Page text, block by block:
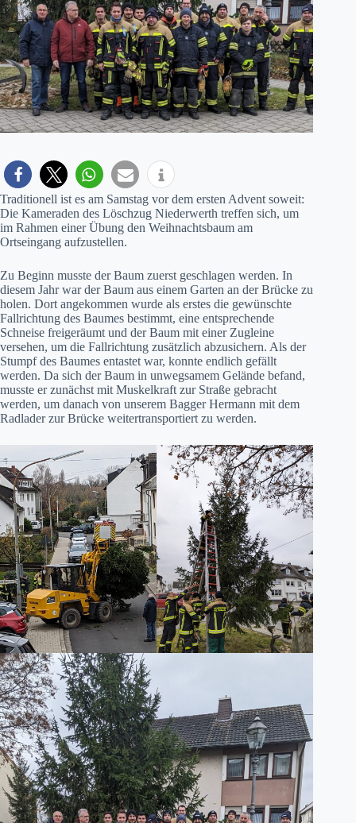
Traditionell ist es am Samstag vor dem ersten Advent soweit:
Die Kameraden des Löschzug Niederwerth treffen sich, um
im Rahmen einer Übung den Weihnachtsbaum am
Ortseingang aufzustellen.
Zu Beginn musste der Baum zuerst geschlagen werden. In
diesem Jahr war der Baum aus einem Garten an der Brücke zu
holen. Dort angekommen wurde als erstes die gewünschte
Fallrichtung des Baumes bestimmt, eine entsprechende
Schneise freigeräumt und der Baum mit einer Zugleine
versehen, um die Fallrichtung zusätzlich abzusichern. Als der
Stumpf des Baumes entastet war, konnte endlich gefällt
werden. Da sich der Baum in unwegsamem Gelände befand,
musste er zunächst mit Muskelkraft zur Straße gebracht
werden, um danach von unserem Bagger Hermann mit dem
Radlader zur Brücke weitertransportiert zu werden.